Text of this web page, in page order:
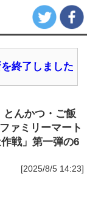
終了しました
とんかつ・ご飯
ァミリーマート
戦」第一弾の6
[2025/8/5 14:23]